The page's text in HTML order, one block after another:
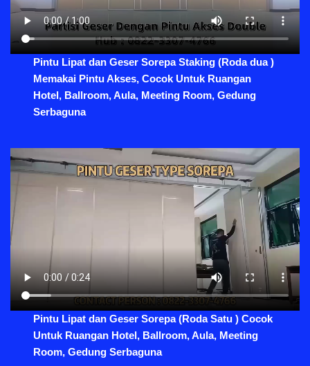
Pintu Lipat dan Geser Sorepa Staking (Roda dua )
Memakai Pintu Akses, Cocok Untuk Ruangan
Hotel, Ballroom, Aula, Meeting Room, Gedung
Serbaguna
Pintu Lipat dan Geser Sorepa (Roda Satu ) Cocok
Untuk Ruangan Hotel, Ballroom, Aula, Meeting
Room, Gedung Serbaguna